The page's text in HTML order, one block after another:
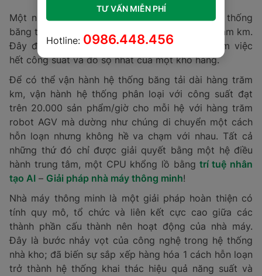
Một nhà kho khai thác logistics có thể có hệ thống
băng tải dài từ một vài trăm mét đến một vài trăm km.
Đây được coi là hệ thống “lao động chính” làm việc
hết công suất và đồ sộ nhất của một kho hàng.
Để có thể vận hành hệ thống băng tải dài hàng trăm
km, vận hành hệ thống phân loại với công suất đạt
trên 20.000 sản phẩm/giờ cho mỗi hệ với hàng trăm
robot AGV mà dường như chúng di chuyển một cách
hỗn loạn nhưng không hề va chạm với nhau. Tất cả
những thứ đó chỉ được giải quyết bằng một hệ điều
hành trung tâm, một CPU khổng lồ bằng trí tuệ nhân
tạo AI – Giải pháp nhà máy thông minh!
Nhà máy thông minh là một giải pháp hoàn thiện có
tính quy mô, tổ chức và liên kết cực cao giữa các
thành phần cấu thành nên hoạt động của nhà máy.
Đây là bước nhảy vọt của công nghệ trong hệ thống
nhà kho; đã biến sự sắp xếp hàng hóa 1 cách hỗn loạn
trở thành hệ thống khai thác hiệu quả năng suất và
TƯ VẤN MIỄN PHÍ
Hotline: 0986.448.456